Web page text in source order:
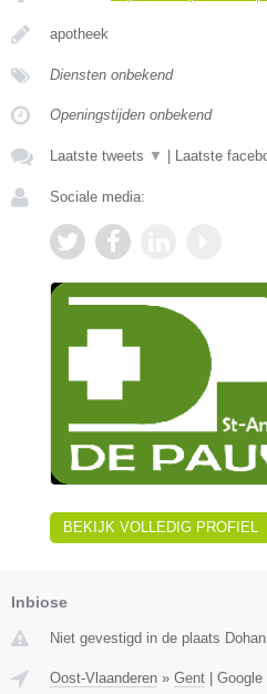
apotheek
Diensten onbekend
Openingstijden onbekend
Laatste tweets ▼ Laatste
Sociale media:
BEKIJK VOLLEDIG PROFIEL
Inbiose
Niet gevestigd in de plaats
Oost-Vlaanderen » Gent Google